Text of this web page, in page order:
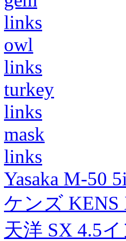
links
owl
links
turkey
links
mask
links
Yasaka M-50
ケンズ KENS
天洋 SX 4.5